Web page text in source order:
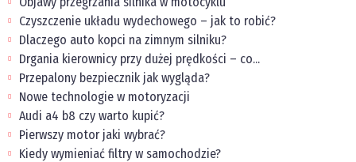
Czyszczenie układu wydechowego – jak to robić?
Dlaczego auto kopci na zimnym silniku?
Drgania kierownicy przy dużej prędkości – co...
Przepalony bezpiecznik jak wygląda?
Nowe technologie w motoryzacji
Audi a4 b8 czy warto kupić?
Pierwszy motor jaki wybrać?
Kiedy wymieniać filtry w samochodzie?